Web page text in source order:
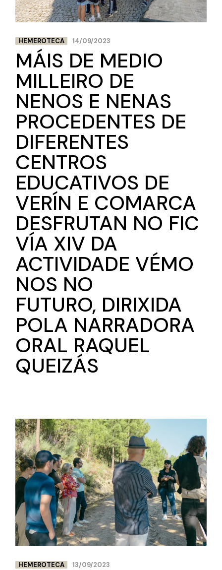
HEMEROTECA 14/09/2023
MÁIS DE MEDIO
MILLEIRO DE
NENOS E NENAS
PROCEDENTES DE
DIFERENTES
CENTROS
EDUCATIVOS DE
VERÍN E COMARCA
DESFRUTAN NO FIC
VÍA XIV DA
ACTIVIDADE VÉMO
NOS NO
FUTURO, DIRIXIDA
POLA NARRADORA
ORAL RAQUEL
QUEIZÁS
HEMEROTECA 13/09/2023